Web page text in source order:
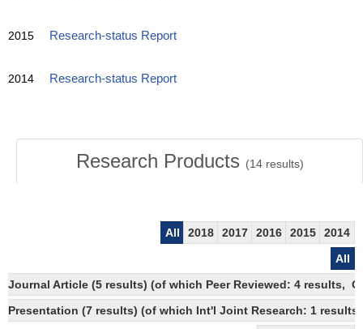
2015 Research-status Report
2014 Research-status Report
Research Products (14results)
All 2018 2017 2016 2015
2014
All
Journal Article (5 results) (of which Peer Reviewed: 4 results,
Presentation (7 results) (of which Int'l Joint Research: 1 results)